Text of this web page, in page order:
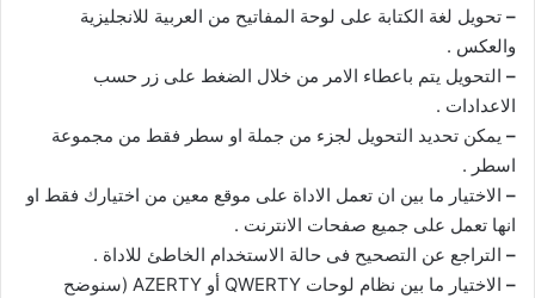
– تحويل لغة الكتابة على لوحة المفاتيح من العربية للانجليزية
والعكس .
– التحويل يتم باعطاء الامر من خلال الضغط على زر حسب
الاعدادات .
– يمكن تحديد التحويل لجزء من جملة او سطر فقط من مجموعة
اسطر .
– الاختيار ما بين ان تعمل الاداة على موقع معين من اختيارك فقط او
انها تعمل على جميع صفحات الانترنت .
– التراجع عن التصحيح فى حالة الاستخدام الخاطئ للاداة .
–
الاختيار ما بين نظام لوحات QWERTY أو AZERTY (سنوضح